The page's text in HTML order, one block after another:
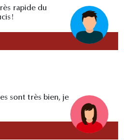
rapide du
sont très bien, je